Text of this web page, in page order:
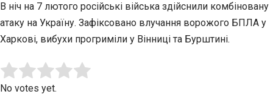
В ніч на 7 лютого російські війська здійснили комбіновану
атаку на Україну. Зафіксовано влучання ворожого БПЛА у
Харкові, вибухи прогриміли у Вінниці та Бурштині.
Rate this item:
No votes yet.